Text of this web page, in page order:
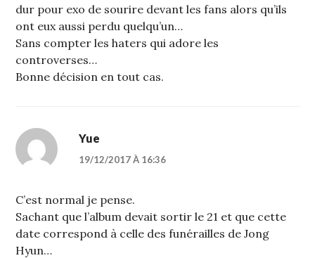
dur pour exo de sourire devant les fans alors qu’ils
ont eux aussi perdu quelqu’un…
Sans compter les haters qui adore les
controverses…
Bonne décision en tout cas.
Yue
19/12/2017 À 16:36
C’est normal je pense.
Sachant que l’album devait sortir le 21 et que cette
date correspond à celle des funérailles de Jong
Hyun…